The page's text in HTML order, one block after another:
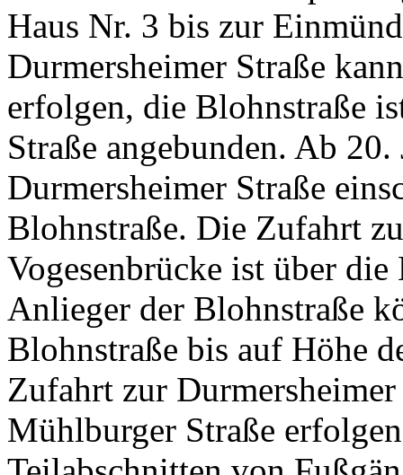
Haus Nr. 3 bis zur
Durmersheimer Straße
erfolgen, die Blohnstraße
Straße angebunden. Ab
Durmersheimer Straße
Blohnstraße. Die Zufahrt
Vogesenbrücke ist über
Anlieger der Blohnstraße
Blohnstraße bis auf Höhe
Zufahrt zur
Mühlburger Straße